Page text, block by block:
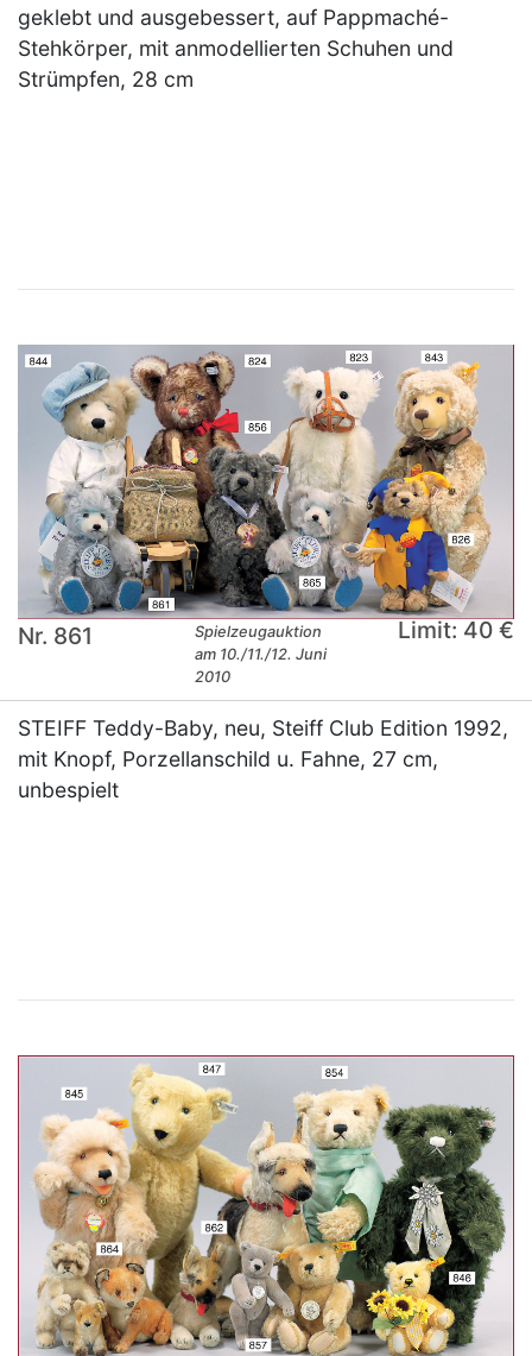
geklebt und ausgebessert, auf Pappmaché-
Stehkörper, mit anmodellierten Schuhen und
Strümpfen, 28 cm
Nr. 861
Spielzeugauktion
am 10./11./12. Juni
2010
Limit: 40 €
STEIFF Teddy-Baby, neu, Steiff Club Edition 1992,
mit Knopf, Porzellanschild u. Fahne, 27 cm,
unbespielt